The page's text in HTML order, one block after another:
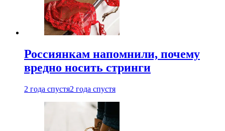
Россиянкам напомнили, почему
вредно носить стринги
2 года спустя2 года спустя